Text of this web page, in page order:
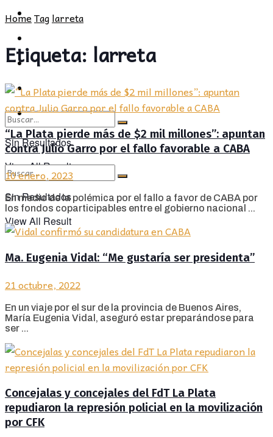
POLÍTICA
CULTURA
Sin Resultados
View All Result
PROVINCIA
SOCIEDAD
CULTURA
OPINIÓN
Sin Resultados
View All Result
HomeTaglarreta
Etiqueta: larreta
“La Plata pierde más de $2 mil millones”: apuntan
contra Julio Garro por el fallo favorable a CABA
10 enero, 2023
En medio de la polémica por el fallo a favor de CABA por
los fondos coparticipables entre el gobierno nacional ...
Ma. Eugenia Vidal: “Me gustaría ser presidenta”
21 octubre, 2022
En un viaje por el sur de la provincia de Buenos Aires,
María Eugenia Vidal, aseguró estar preparándose para
ser ...
Concejalas y concejales del FdT La Plata
repudiaron la represión policial en la movilización
por CFK